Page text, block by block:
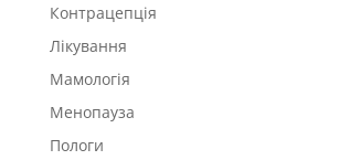
Контрацепція
Лікування
Мамологія
Менопауза
Пологи